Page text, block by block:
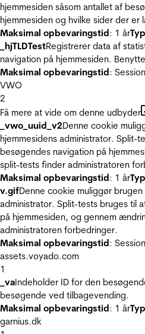
hjemmesiden såsom antallet af
hjemmesiden og hvilke sider der er
Maksimal opbevaringstid: 1 år
_hjTLDTestRegistrerer data af
navigation på hjemmesiden.
Maksimal opbevaringstid: Session
VWO
2
Få mere at vide om denne udbyder
_vwo_uuid_v2Denne cookie
hjemmesidens administrator. Split-
besøgendes navigation på
split-tests finder administratoren
Maksimal opbevaringstid: 1 år
v.gifDenne cookie muliggør
administrator. Split-tests bruges til
på hjemmesiden, og gennem
administratoren forbedringer.
Maksimal opbevaringstid: Session
assets.voyado.com
1
_vaIndeholder ID for den
besøgende ved tilbagevending.
Maksimal opbevaringstid: 1 år
garnius.dk